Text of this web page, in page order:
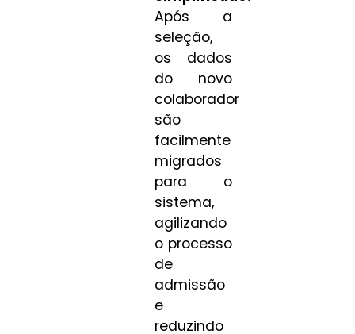
Após a
seleção,
os dados
do novo
colaborador
são
facilmente
migrados
para o
sistema,
agilizando
o processo
de
admissão
e
reduzindo